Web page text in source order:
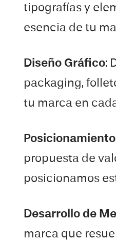
tipografías y
esencia de tu
Diseño Gráfico:
packaging,
tu marca en
propuesta de
posicionamos
Desarrollo de
marca que